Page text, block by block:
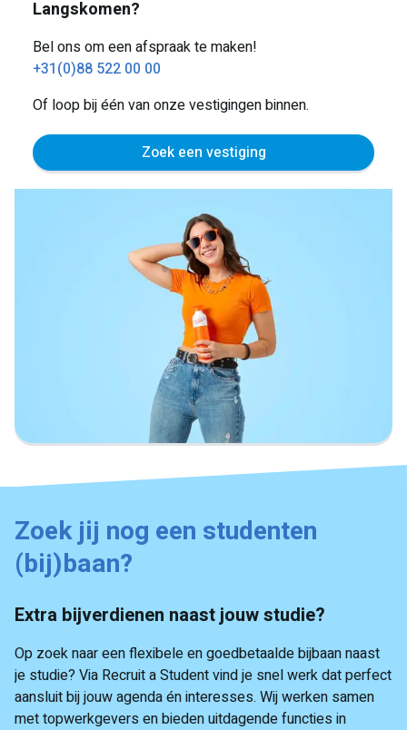
Langskomen?
Bel ons om een afspraak te maken!
+31(0)88 522 00 00
Of loop bij één van onze vestigingen binnen.
Zoek een vestiging
Zoek jij nog een studenten
(bij)baan?
Extra bijverdienen naast jouw studie?
Op zoek naar een flexibele en goedbetaalde bijbaan naast
je studie? Via Recruit a Student vind je snel werk dat perfect
aansluit bij jouw agenda én interesses. Wij werken samen
met topwerkgevers en bieden uitdagende functies in